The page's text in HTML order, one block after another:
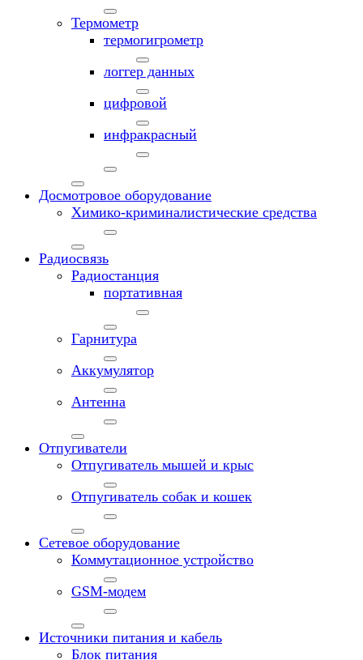
Термометр
термогигрометр
логгер данных
цифровой
инфракрасный
Досмотровое оборудование
Химико-криминалистические средства
Радиосвязь
Радиостанция
портативная
Гарнитура
Аккумулятор
Антенна
Отпугиватели
Отпугиватель мышей и крыс
Отпугиватель собак и кошек
Сетевое оборудование
Коммутационное устройство
GSM-модем
Источники питания и кабель
Блок питания